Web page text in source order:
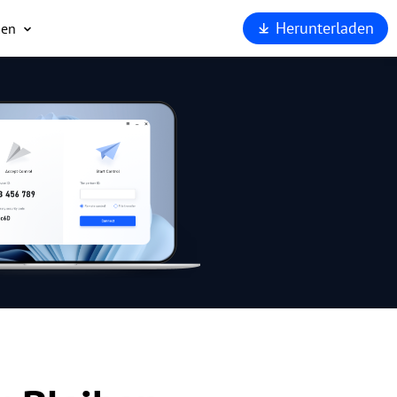
Herunterladen